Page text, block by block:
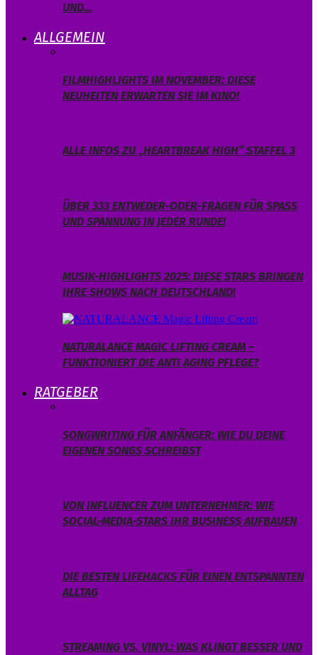
UND…
ALLGEMEIN
FILMHIGHLIGHTS IM NOVEMBER: DIESE
NEUHEITEN ERWARTEN SIE IM KINO!
ALLE INFOS ZU „HEARTBREAK HIGH“ STAFFEL 3
ÜBER 333 ENTWEDER-ODER-FRAGEN FÜR SPASS U
ND SPANNUNG IN JEDER RUNDE!
MUSIK-HIGHLIGHTS 2025: DIESE STARS BRINGEN
IHRE SHOWS NACH DEUTSCHLAND!
NATURALANCE MAGIC LIFTING CREAM –
FUNKTIONIERT DIE ANTI AGING PFLEGE?
RATGEBER
SONGWRITING FÜR ANFÄNGER: WIE DU DEINE
EIGENEN SONGS SCHREIBST
VON INFLUENCER ZUM UNTERNEHMER: WIE
SOCIAL-MEDIA-STARS IHR BUSINESS AUFBAUEN
DIE BESTEN LIFEHACKS FÜR EINEN ENTSPANNTEN
ALLTAG
STREAMING VS. VINYL: WAS KLINGT BESSER UND